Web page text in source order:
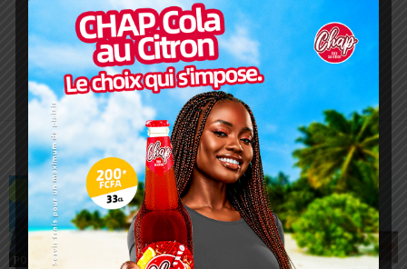
Charbel SOSSOUVI
ARTICLES CONNEXES PLUS DE L'AUTEUR
POLITIQUE
POLITIQUE
POLITIQUE